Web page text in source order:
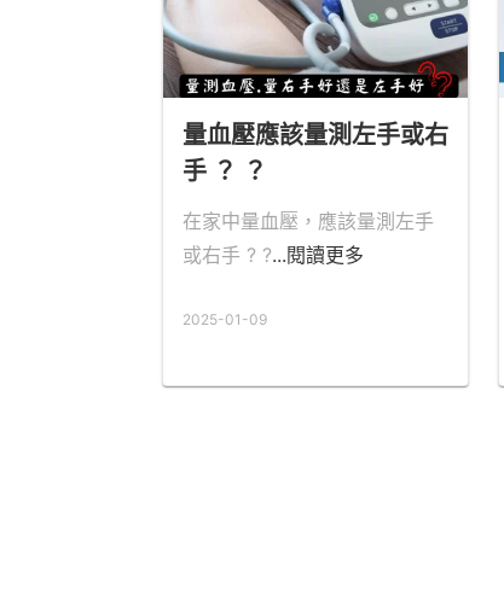
量血壓應該量測左手或右
手 ？ ？
在家中量血壓，應該量測左手
或右手 ? ?...閱讀更多
2025-01-09